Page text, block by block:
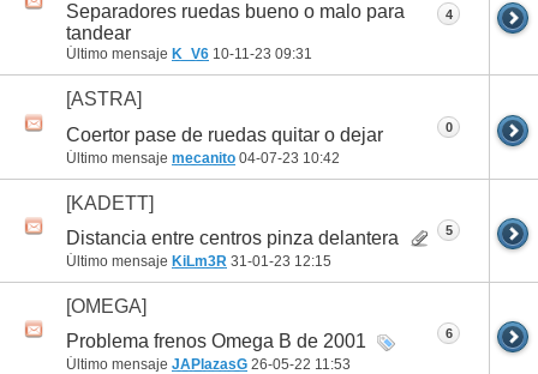
Separadores ruedas bueno o malo para
tandear
Último mensaje K_V6 10-11-23 09:31
4
[ASTRA]
Coertor pase de ruedas quitar o dejar
Último mensaje mecanito 04-07-23 10:42
0
[KADETT]
Distancia entre centros pinza delantera
Último mensaje KiLm3R 31-01-23 12:15
5
[OMEGA]
Problema frenos Omega B de 2001
Último mensaje JAPlazasG 26-05-22 11:53
6